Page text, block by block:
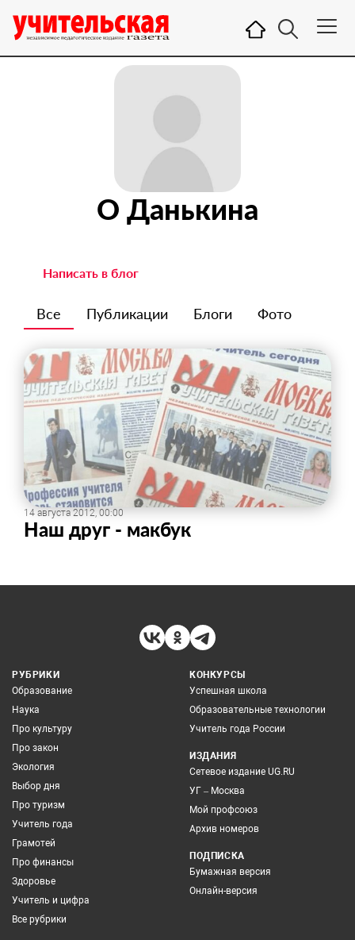
О Данькина
Написать в блог
Все Публикации Блоги Фото
14 августа 2012, 00:00
Наш друг - макбук
РУБРИКИ
Образование
Наука
Про культуру
Про закон
Экология
Выбор дня
Про туризм
Учитель года
Грамотей
Про финансы
Здоровье
Учитель и цифра
Все рубрики
КОНКУРСЫ
Успешная школа
Образовательные технологии
Учитель года России
ИЗДАНИЯ
Сетевое издание UG.RU
УГ – Москва
Мой профсоюз
Архив номеров
ПОДПИСКА
Бумажная версия
Онлайн-версия